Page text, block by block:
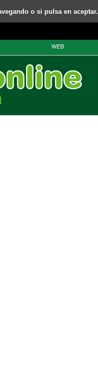
o si pulsa en aceptar.
WEB